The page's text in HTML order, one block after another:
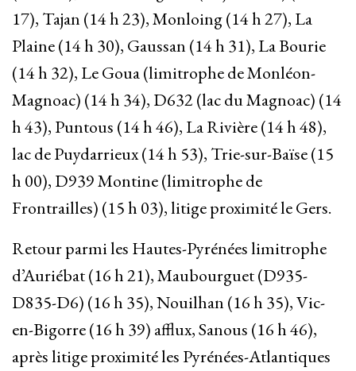
17), Tajan (14 h 23), Monloing (14 h 27), La
Plaine (14 h 30), Gaussan (14 h 31), La Bourie
(14 h 32), Le Goua (limitrophe de Monléon-
Magnoac) (14 h 34), D632 (lac du Magnoac) (14
h 43), Puntous (14 h 46), La Rivière (14 h 48),
lac de Puydarrieux (14 h 53), Trie-sur-Baïse (15
h 00), D939 Montine (limitrophe de
Frontrailles) (15 h 03), litige proximité le Gers.
Retour parmi les Hautes-Pyrénées limitrophe
d’Auriébat (16 h 21), Maubourguet (D935-
D835-D6) (16 h 35), Nouilhan (16 h 35), Vic-
en-Bigorre (16 h 39) afflux, Sanous (16 h 46),
après litige proximité les Pyrénées-Atlantiques